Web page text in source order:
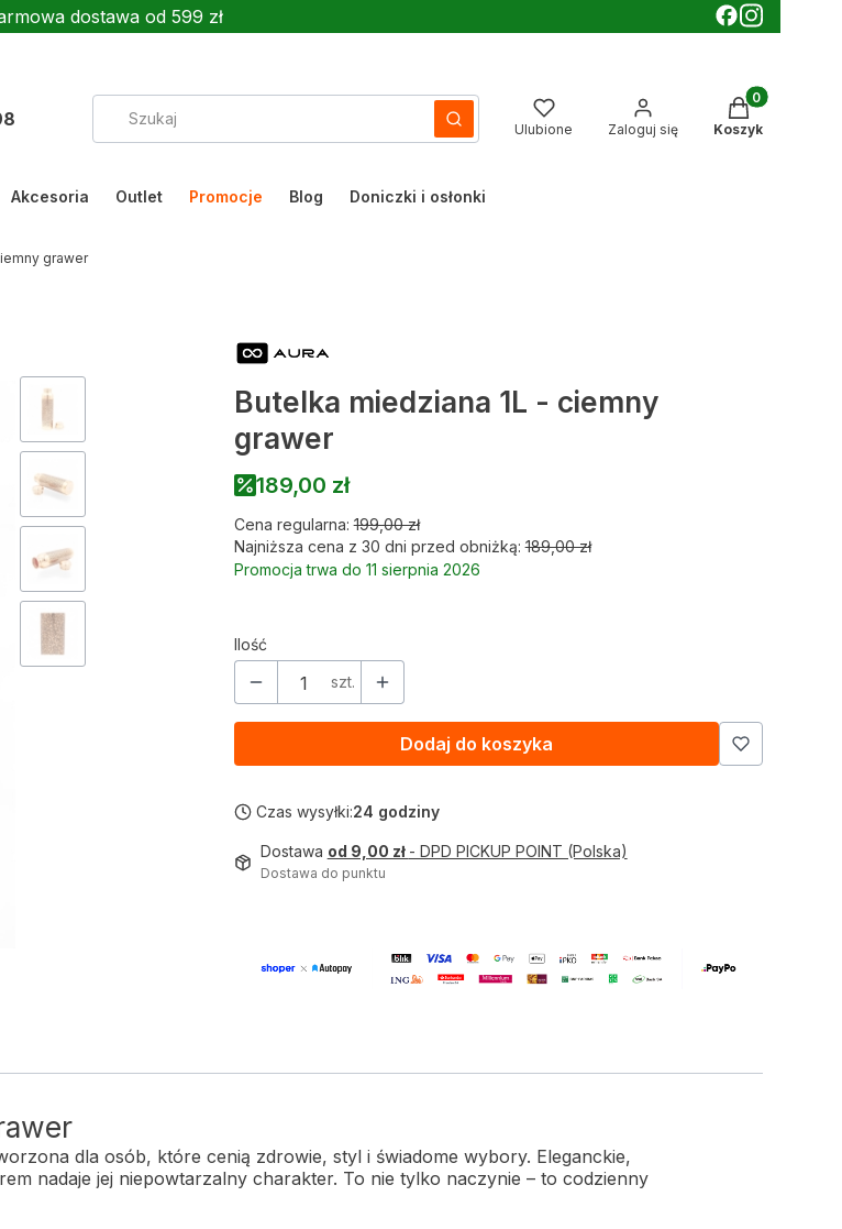
dostawa od 599 zł
WyczyśćSzukaj Ulubione Zaloguj się
Produkty w
Koszyk
Akcesoria Outlet Promocje Blog Doniczki i osłonki
grawer
Butelka miedziana 1L - ciemny
grawer
189,00 zł
Cena regularna: 199,00 zł
Najniższa cena z 30 dni przed obniżką: 189,00 zł
Promocja trwa do 11 sierpnia 2026
Ilość
szt.
Dodaj do koszyka
Czas wysyłki:24 godziny
Dostawa od 9,00 zł - DPD PICKUP POINT (Polska)
Dostawa do punktu
dla osób, które cenią zdrowie, styl i świadome wybory. Eleganckie,
nadaje jej niepowtarzalny charakter. To nie tylko naczynie – to codzienny